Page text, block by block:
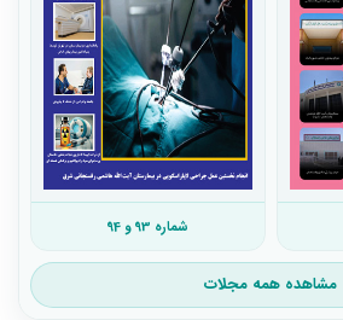
شماره 93 و 94
مشاهده همه مجلات